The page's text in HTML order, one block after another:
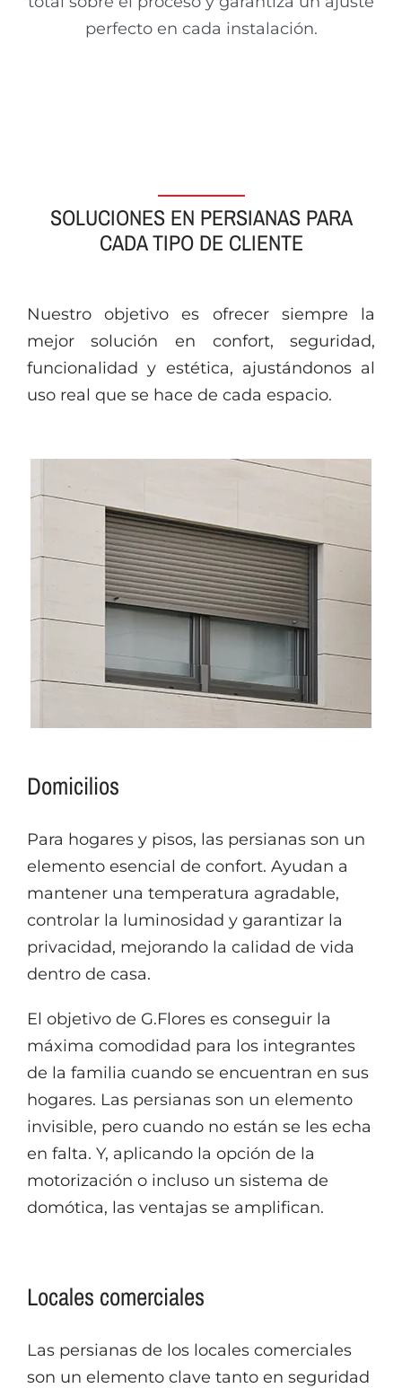
perfecto en cada instalación.
SOLUCIONES EN PERSIANAS PARA
CADA TIPO DE CLIENTE
Nuestro objetivo es ofrecer siempre la
mejor solución en confort, seguridad,
funcionalidad y estética, ajustándonos al
uso real que se hace de cada espacio.
Domicilios
Para hogares y pisos, las persianas son un
elemento esencial de confort. Ayudan a
mantener una temperatura agradable,
controlar la luminosidad y garantizar la
privacidad, mejorando la calidad de vida
dentro de casa.
El objetivo de G.Flores es conseguir la
máxima comodidad para los integrantes
de la familia cuando se encuentran en sus
hogares. Las persianas son un elemento
invisible, pero cuando no están se les echa
en falta. Y, aplicando la opción de la
motorización o incluso un sistema de
domótica, las ventajas se amplifican.
Locales comerciales
Las persianas de los locales comerciales
son un elemento clave tanto en seguridad